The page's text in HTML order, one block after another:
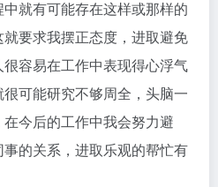
就有可能存在这样或那样的
要求我摆正态度，进取避免
容易在工作中表现得心浮气
可能研究不够周全，头脑一
今后的工作中我会努力避
的关系，进取乐观的帮忙有